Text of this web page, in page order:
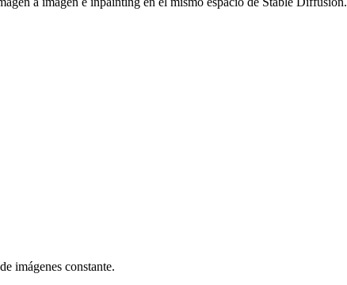
imágenes constante.